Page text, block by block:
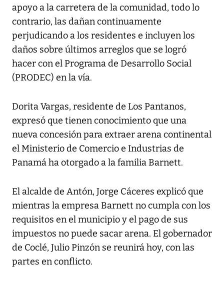
apoyo a la carretera de la comunidad, todo lo
contrario, las dañan continuamente
perjudicando a los residentes e incluyen los
daños sobre últimos arreglos que se logró
hacer con el Programa de Desarrollo Social
(PRODEC) en la vía.
Dorita Vargas, residente de Los Pantanos,
expresó que tienen conocimiento que una
nueva concesión para extraer arena continental
el Ministerio de Comercio e Industrias de
Panamá ha otorgado a la familia Barnett.
El alcalde de Antón, Jorge Cáceres explicó que
mientras la empresa Barnett no cumpla con los
requisitos en el municipio y el pago de sus
impuestos no puede sacar arena. El gobernador
de Coclé, Julio Pinzón se reunirá hoy, con las
partes en conflicto.